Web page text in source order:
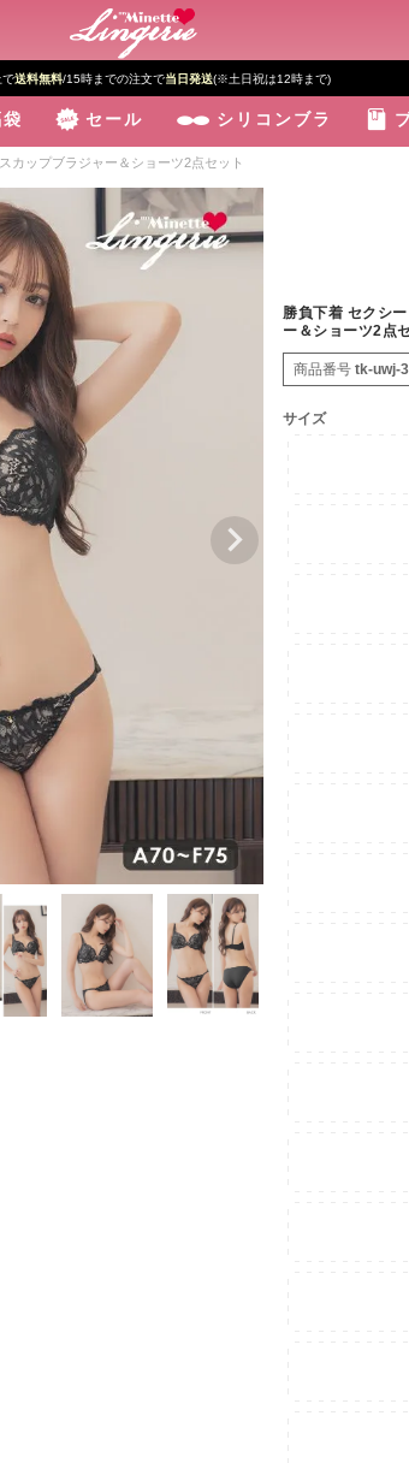
で送料無料/15時までの注文で当日発送(※土日祝は12時まで)
セール シリコンブラ
カップブラジャー＆ショーツ2点セット
勝負下着 セクシ
ー＆ショーツ2点
商品番号 tk-uwj-
サイズ